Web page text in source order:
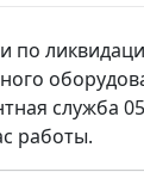
по
служба
работы.